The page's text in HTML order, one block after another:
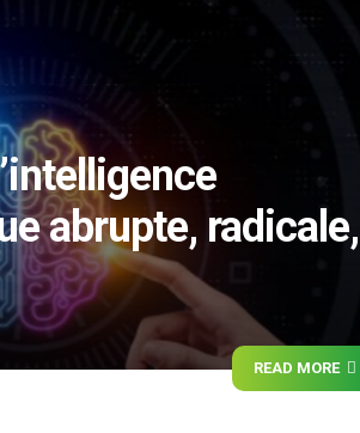
abrupte, radicale,
READ MORE